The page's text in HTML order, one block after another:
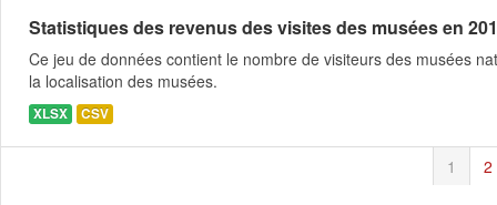
Statistiques des revenus des visites des musées en
Ce jeu de données contient le nombre de visiteurs des musées
la localisation des musées.
XLSX CSV
1 2